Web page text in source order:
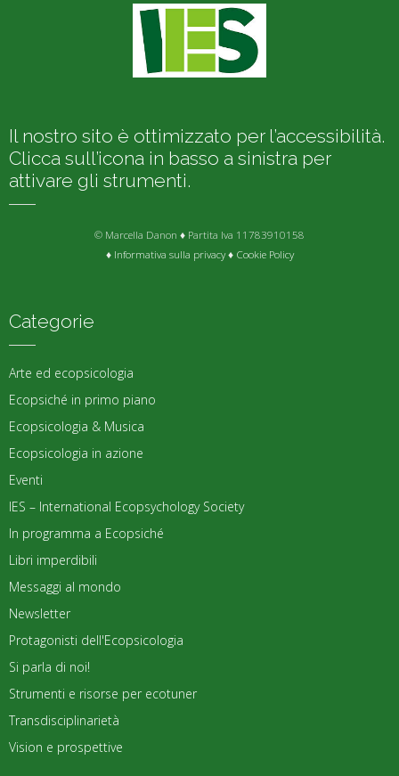
Il nostro sito è ottimizzato per l’accessibilità.
Clicca sull’icona in basso a sinistra per
attivare gli strumenti.
© Marcella Danon ♦ Partita Iva 11783910158
♦ Informativa sulla privacy♦ Cookie Policy
Categorie
Arte ed ecopsicologia
Ecopsiché in primo piano
Ecopsicologia & Musica
Ecopsicologia in azione
Eventi
IES – International Ecopsychology Society
In programma a Ecopsiché
Libri imperdibili
Messaggi al mondo
Newsletter
Protagonisti dell'Ecopsicologia
Si parla di noi!
Strumenti e risorse per ecotuner
Transdisciplinarietà
Vision e prospettive